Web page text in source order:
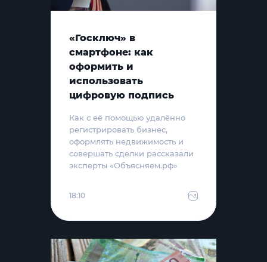
«Госключ» в
смартфоне: как
оформить и
использовать
цифровую подпись
Как с её помощью удалённо
регистрировать бизнес,
оформлять недвижимость и
совершать сделки рассказали
эксперты «Объясняем.рф»
18:10